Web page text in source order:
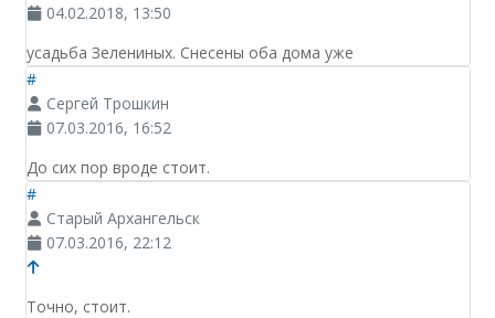
04.02.2018, 13:50
усадьба Зелениных. Снесены оба дома уже
#
Сергей Трошкин
07.03.2016, 16:52
До сих пор вроде стоит.
#
Старый Архангельск
07.03.2016, 22:12
Точно, стоит.